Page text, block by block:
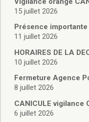
Cimetière/
Services en
Licences
Cadastre
Actes
Budget de
Budget
15 juillet 2026
Présence
11 juillet 2026
HORAIRES DE LA
10 juillet 2026
Fermeture Agence
8 juillet 2026
CANICULE vigilance
6 juillet 2026